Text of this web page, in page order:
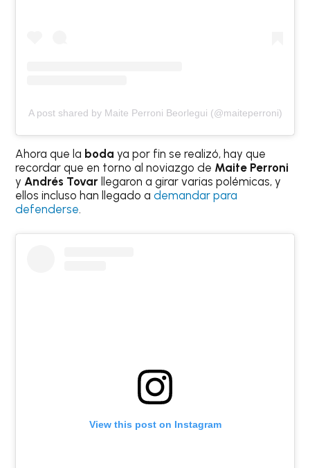
A post shared by Maite Perroni Beorlegui (@maiteperroni)
Ahora que la boda ya por fin se realizó, hay que
recordar que en torno al noviazgo de Maite Perroni
yAndrés Tovar llegaron a girar varias polémicas, y
ellos incluso han llegado a demandar para
defenderse.
View this post on Instagram